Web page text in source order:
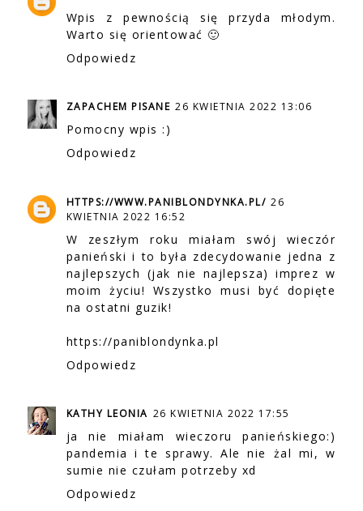
Wpis z pewnością się przyda młodym.
Warto się orientować 🙂
Odpowiedz
ZAPACHEM PISANE 26 KWIETNIA 2022 13:06
Pomocny wpis :)
Odpowiedz
HTTPS://WWW.PANIBLONDYNKA.PL/ 26
KWIETNIA 2022 16:52
W zeszłym roku miałam swój wieczór
panieński i to była zdecydowanie jedna z
najlepszych (jak nie najlepsza) imprez w
moim życiu! Wszystko musi być dopięte
na ostatni guzik!
https://paniblondynka.pl
Odpowiedz
KATHY LEONIA 26 KWIETNIA 2022 17:55
ja nie miałam wieczoru panieńskiego:)
pandemia i te sprawy. Ale nie żal mi, w
sumie nie czułam potrzeby xd
Odpowiedz